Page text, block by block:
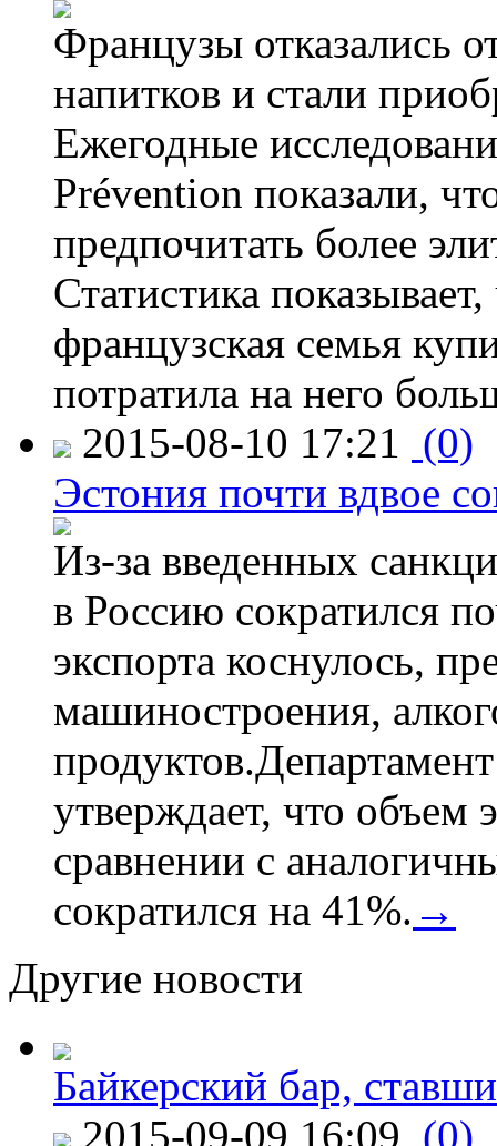
Французы отказались
напитков и стали
Ежегодные
Prévention показали,
предпочитать более
Статистика
французская семья
потратила на него
2015-08-10 17:21 (0)
Эстония почти вдвое
Из-за введенных
в Россию сократился
экспорта коснулось,
машиностроения,
утверждает, что объем
сравнении с
сократился на 41%. →
Другие новости
Байкерский бар,
2015-09-09 16:09 (0)